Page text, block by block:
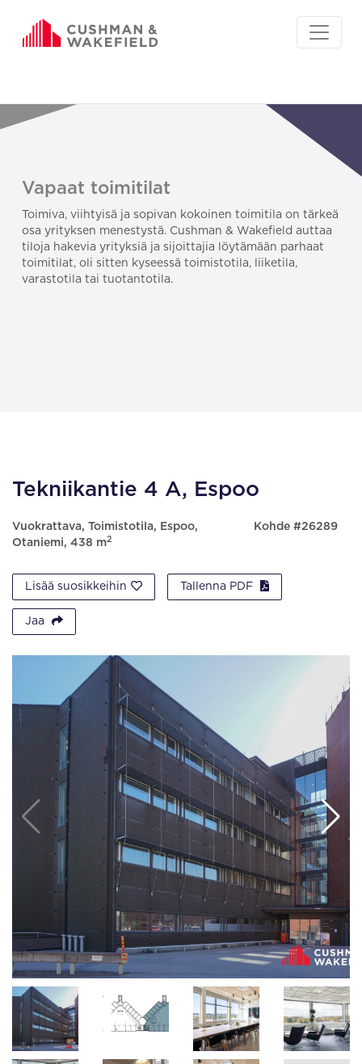
Vapaat toimitilat
Toimiva, viihtyisä ja sopivan kokoinen toimitila on tärkeä
osa yrityksen menestystä. Cushman & Wakefield auttaa
tiloja hakevia yrityksiä ja sijoittajia löytämään parhaat
toimitilat, oli sitten kyseessä toimistotila, liiketila,
varastotila tai tuotantotila.
Tekniikantie 4 A, Espoo
Vuokrattava, Toimistotila, Espoo,
Otaniemi, 438 m2
Kohde #26289
Lisää suosikkeihin Tallenna PDF
Jaa